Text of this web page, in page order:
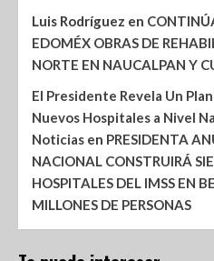
Luis Rodríguez en
EDOMÉX OBRAS DE
NORTE EN NAUCALPAN Y
El Presidente Revela Un
Nuevos Hospitales a Nivel
Noticias en PRESIDENTA
NACIONAL CONSTRUIRÁ
HOSPITALES DEL IMSS EN
MILLONES DE PERSONAS